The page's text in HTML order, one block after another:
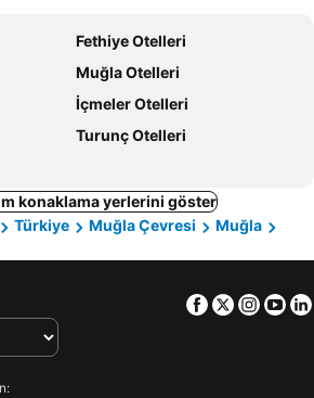
Fethiye Otelleri
Muğla Otelleri
İçmeler Otelleri
Turunç Otelleri
konaklama yerlerini göster
Türkiye Muğla Çevresi
Muğla
Facebook
Twitter